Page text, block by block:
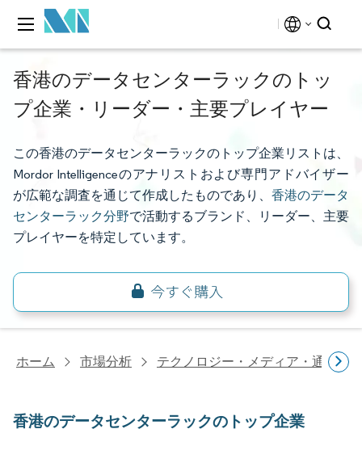
香港のデータセンターラックのトッ
プ企業・リーダー・主要プレイヤー
この香港のデータセンターラックのトップ企業リストは、
Mordor Intelligenceのアナリストおよび専門アドバイザー
が広範な調査を通じて作成したものであり、 香港のデータ
センターラック分野で活動するブランド、リーダー、主要
プレイヤーを特定しています。
ホーム 市場分析 テクノロジー・メディア・通信研
香港のデータセンターラックのトップ企業